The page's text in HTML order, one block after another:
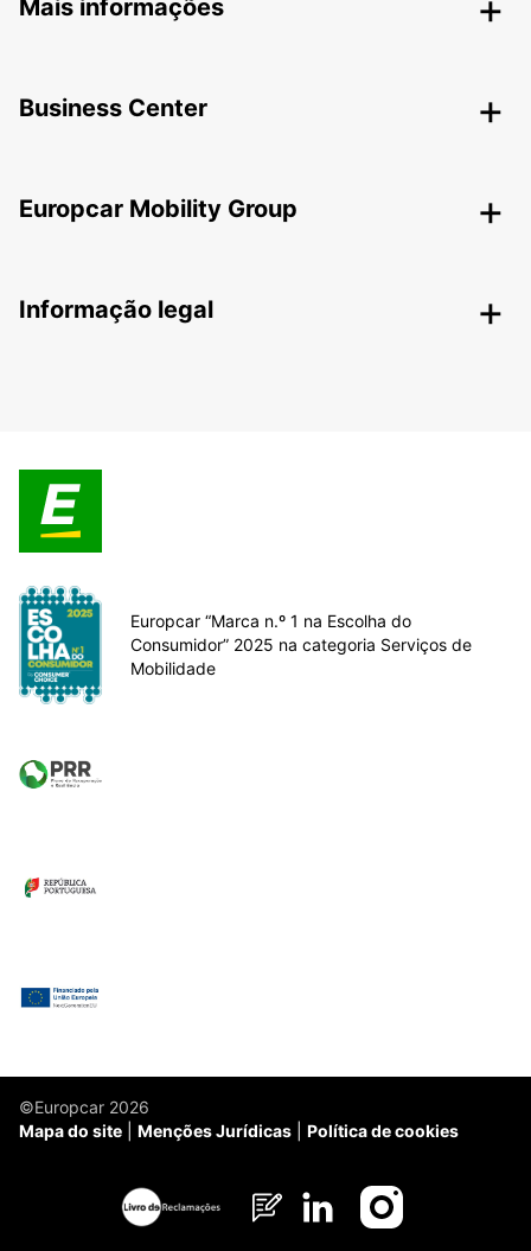
Mais informações
Business Center
Europcar Mobility Group
Informação legal
Europcar “Marca n.º 1 na Escolha do
Consumidor” 2025 na categoria Serviços de
Mobilidade
©Europcar 2026
Mapa do site
Menções Jurídicas Política de cookies